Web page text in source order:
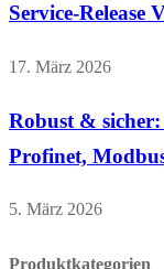
Service-Release
17. März 2026
Robust &
Profinet,
5. März 2026
Produktkategorien